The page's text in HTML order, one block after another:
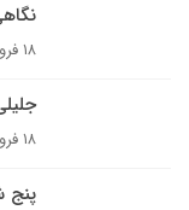
۱۸ فروردین ۱۳۹۲
۱۸ فروردین ۱۳۹۲
پنج شرط